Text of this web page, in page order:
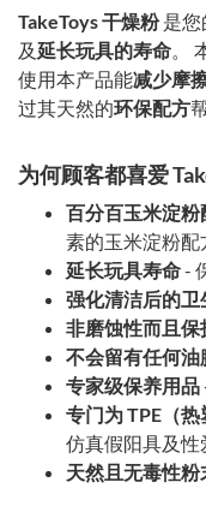
TakeToys 干燥粉是
及延长玩具的寿命。
使用本产品能减少摩
过其天然的环保配方
为何顾客都喜爱
百分百玉米淀
素的玉米淀粉
延长玩具寿命-
强化清洁后的卫
非磨蚀性而且保
不会留有任何油
专家级保养用品
专门为 TPE（
仿真假阳具及性
天然且无毒性粉